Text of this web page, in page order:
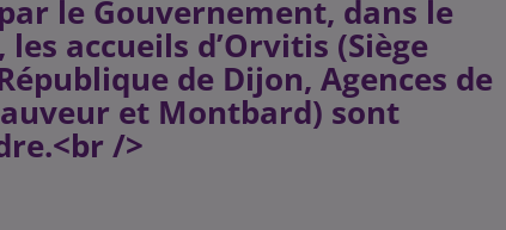
le Gouvernement, dans le
accueils d’Orvitis (Siège
de Dijon, Agences de
et Montbard) sont
/>